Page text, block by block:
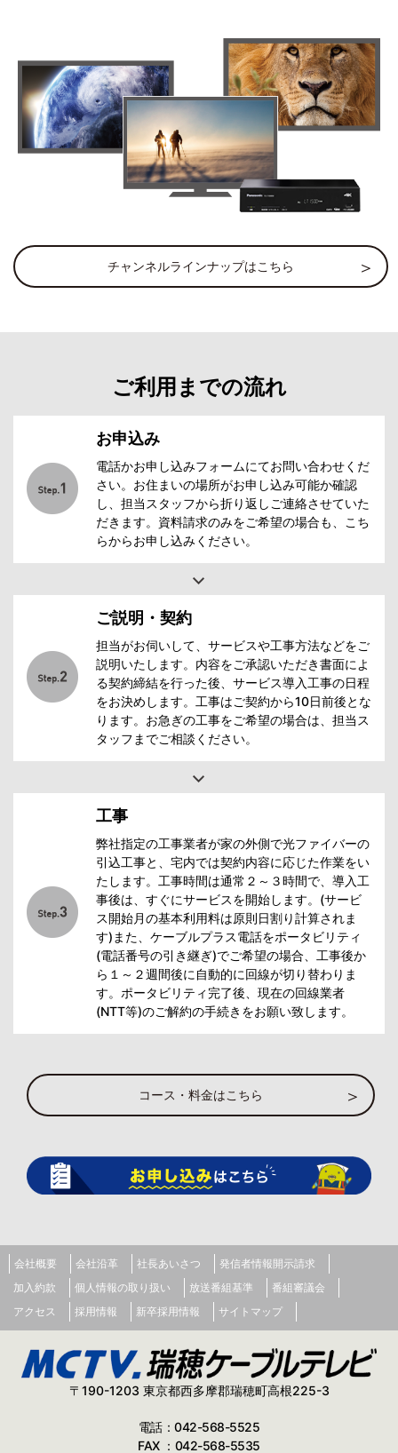
チャンネルラインナップはこちら
ご利用までの流れ
お申込み
電話かお申し込みフォームにてお問い合わせくだ
さい。お住まいの場所がお申し込み可能か確認
し、担当スタッフから折り返しご連絡させていた
だきます。資料請求のみをご希望の場合も、こち
らからお申し込みください。
ご説明・契約
担当がお伺いして、サービスや工事方法などをご
説明いたします。内容をご承認いただき書面によ
る契約締結を行った後、サービス導入工事の日程
をお決めします。工事はご契約から10日前後とな
ります。お急ぎの工事をご希望の場合は、担当ス
タッフまでご相談ください。
工事
弊社指定の工事業者が家の外側で光ファイバーの
引込工事と、宅内では契約内容に応じた作業をい
たします。工事時間は通常２～３時間で、導入工
事後は、すぐにサービスを開始します。(サービ
ス開始月の基本利用料は原則日割り計算されま
す)また、ケーブルプラス電話をポータビリティ
(電話番号の引き継ぎ)でご希望の場合、工事後か
ら１～２週間後に自動的に回線が切り替わりま
す。ポータビリティ完了後、現在の回線業者
(NTT等)のご解約の手続きをお願い致します。
コース・料金はこちら
会社概要 会社沿革 社長あいさつ
発信者情報開示請求
加入約款
個人情報の取り扱い 放送番組基準
番組審議会
アクセス
採用情報 新卒採用情報 サイトマップ
〒190-1203 東京都西多摩郡瑞穂町高根225-3
電話：042-568-5525
FAX ：042-568-5535